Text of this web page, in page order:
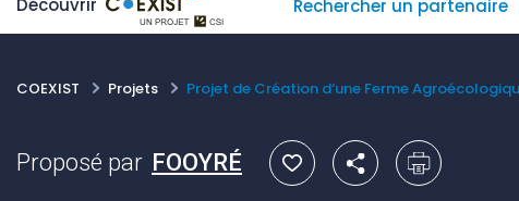
Découvrir Rechercher un partenaire
COEXIST Projets Projet de Création d‘une Ferme
Proposé par FOOYRÉ